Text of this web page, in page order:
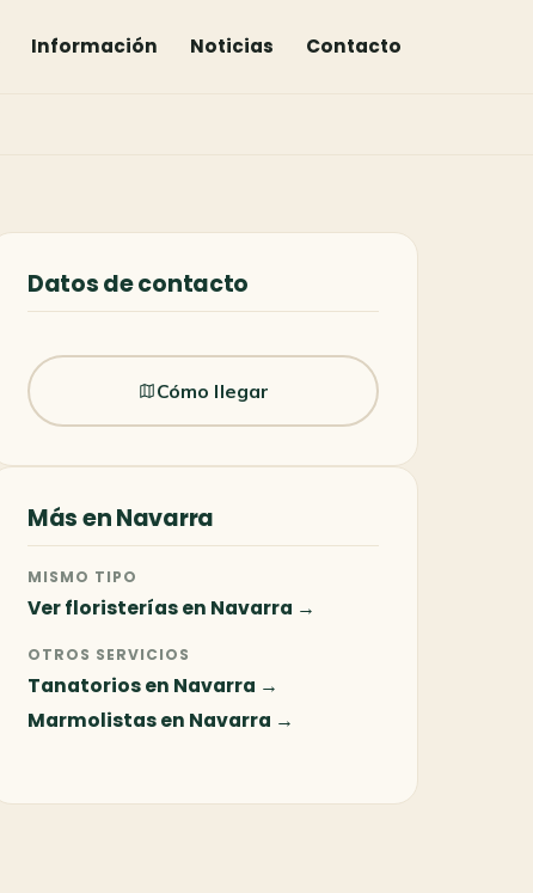
Información Noticias Contacto
Datos de contacto
Cómo llegar
Más en Navarra
MISMO TIPO
Ver floristerías en Navarra →
OTROS SERVICIOS
Tanatorios en Navarra →
Marmolistas en Navarra →